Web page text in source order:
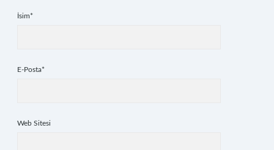
İsim*
E-Posta*
Web Sitesi